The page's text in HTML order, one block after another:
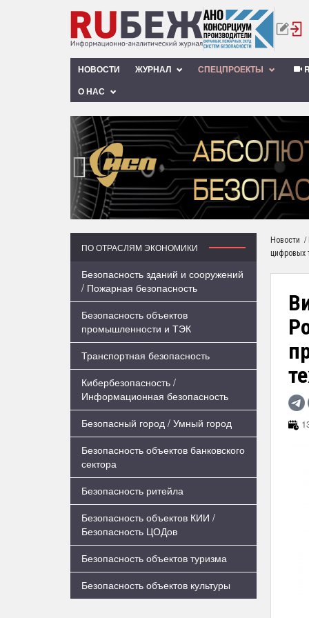
НОВОСТИ ЖУРНАЛ СПЕЦПРОЕКТЫ
О НАС
‹
ПО ОТРАСЛЯМ ЭКОНОМИКИ
Безопасность зданий и сооружений
/ Пожарная безопасность
Безопасность объектов
промышленности и ТЭК
Транспортная безопасность
Кибербезопасность /
Информационная безопасность
Безопасный город / Умный город
Безопасность объектов банковского
сектора
Безопасность ритейла
Безопасность объектов КИИ /
Безопасность ЦОДов
Безопасность объектов туризма
Безопасность объектов культуры
Новости /
цифровых